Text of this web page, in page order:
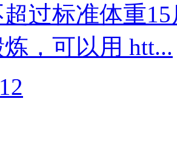
超过标准体重
，可以用 htt...